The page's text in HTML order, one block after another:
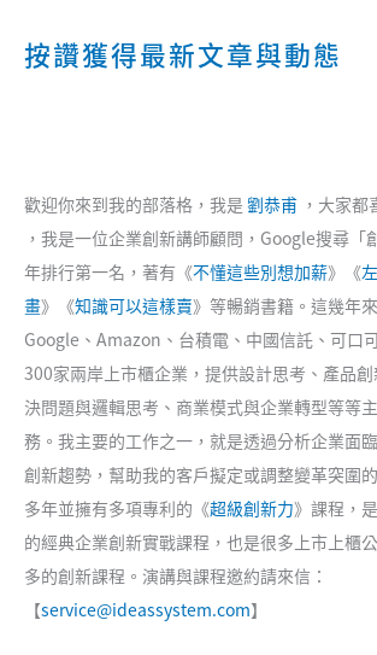
按讚獲得最新文章與動態
歡迎你來到我的部落格，我是 劉恭甫 ，大家都
，我是一位企業創新講師顧問，Google搜尋「
年排行第一名，著有《不懂這些別想加薪》《
畫》《知識可以這樣賣》等暢銷書籍。這幾年
Google、Amazon、台積電、中國信託、可口
300家兩岸上市櫃企業，提供設計思考、產品
決問題與邏輯思考、商業模式與企業轉型等等
務。我主要的工作之一，就是透過分析企業面
創新趨勢，幫助我的客戶擬定或調整變革突圍
多年並擁有多項專利的《超級創新力》課程，
的經典企業創新實戰課程，也是很多上市上櫃
多的創新課程。演講與課程邀約請來信：
【service@ideassystem.com】